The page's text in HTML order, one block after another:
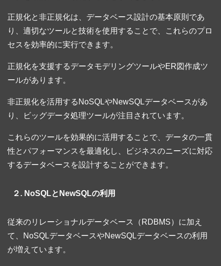
正規化と非正規化は、データベース設計の基本原則であ
り、適切なツールと技術を使用することで、これらのプロ
セスを効率的に実行できます。
正規化を支援するデータモデリングツールやER図作成ツ
ールがあります。
非正規化を活用するNoSQLやNewSQLデータベースがあ
り、ビッグデータ処理ツールが注目されています。
これらのツールを効果的に活用することで、データの一貫
性とパフォーマンスを最適化し、ビジネスのニーズに対応
するデータベースを設計することができます。
２. NoSQLとNewSQLの利用
従来のリレーショナルデータベース（RDBMS）に加え
て、NoSQLデータベースやNewSQLデータベースの利用
が増えています。